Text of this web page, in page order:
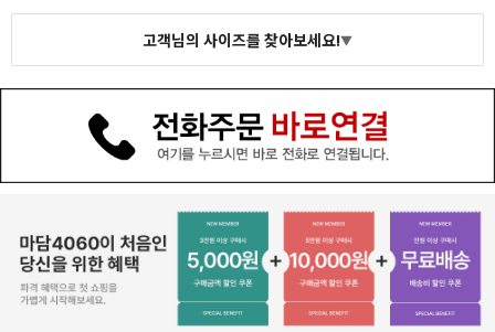
고객님의 사이즈를 찾아보세요!▼